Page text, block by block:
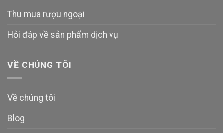
Thu mua rượu ngoại
Hỏi đáp về sản phẩm dịch vụ
VỀ CHÚNG TÔI
Về chúng tôi
Blog